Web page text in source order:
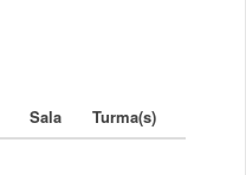
Sala Turma(s)